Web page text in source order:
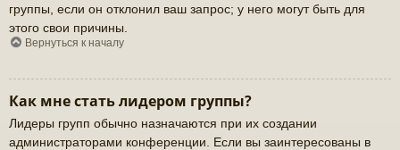
группы, если он отклонил ваш запрос; у него могут быть для
этого свои причины.
Вернуться к началу
Как мне стать лидером группы?
Лидеры групп обычно назначаются при их создании
администраторами конференции. Если вы заинтересованы в